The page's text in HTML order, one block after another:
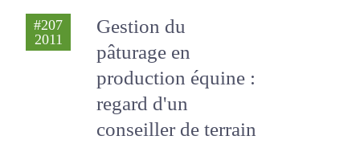
Bossis Nicole
Gestion du
pâturage en
production équine :